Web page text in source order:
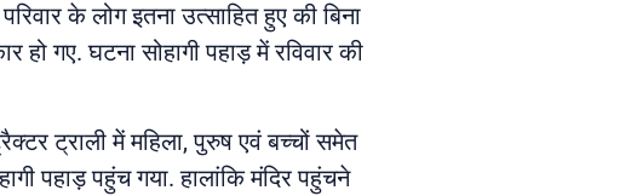
के लोग इतना उत्साहित हुए की बिना
गए. घटना सोहागी पहाड़ में रविवार की
ट्राली में महिला, पुरुष एवं बच्चों समेत
पहाड़ पहुंच गया. हालांकि मंदिर पहुंचने